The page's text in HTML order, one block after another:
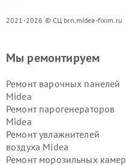
2021-2026 © СЦ brn.midea-fixim.ru
Мы ремонтируем
Ремонт варочных панелей
Midea
Ремонт парогенераторов
Midea
Ремонт увлажнителей
воздуха Midea
Ремонт морозильных камер